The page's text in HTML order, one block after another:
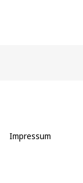
Impressum